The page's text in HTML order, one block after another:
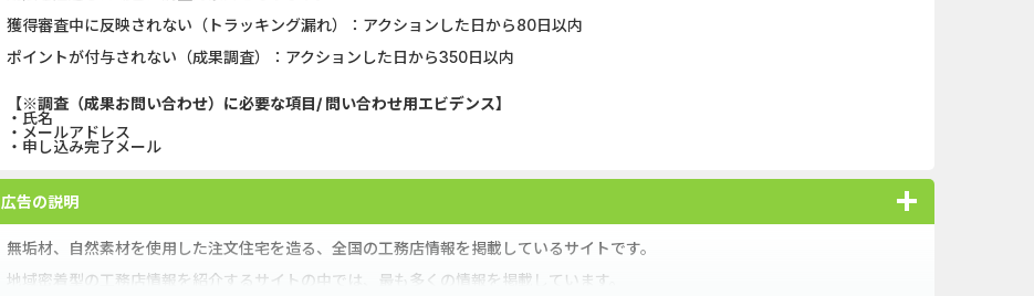
獲得審査中に反映されない（トラッキング漏れ）：アクションした日から80日以内
ポイントが付与されない（成果調査）：アクションした日から350日以内
【※調査（成果お問い合わせ）に必要な項目/ 問い合わせ用エビデンス】
・氏名
・メールアドレス
・申し込み完了メール
広告の説明
無垢材、自然素材を使用した注文住宅を造る、全国の工務店情報を掲載しているサイトです。
地域密着型の工務店情報を紹介するサイトの中では、最も多くの情報を掲載しています。